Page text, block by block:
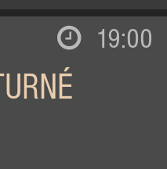
19:00